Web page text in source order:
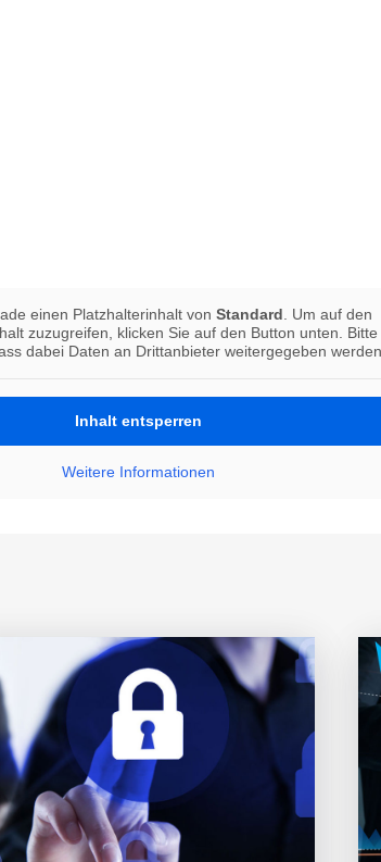
einen Platzhalterinhalt von Standard . Um auf den
zuzugreifen, klicken Sie auf den Button unten. Bitte
dabei Daten an Drittanbieter weitergegeben
Inhalt entsperren
Weitere Informationen